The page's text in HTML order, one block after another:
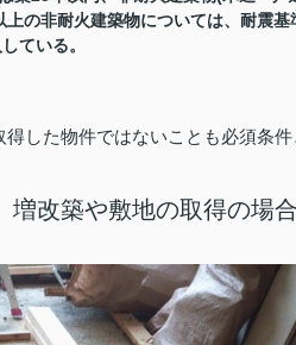
上の非耐火建築物については、耐震
ている。
した物件ではないことも必須条件
改築や敷地の取得の場合